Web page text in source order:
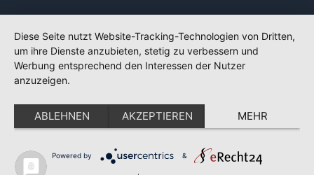
Polska
Português
Nederlands
Svenska
Diese Seite nutzt Website-Tracking-Technologien von Dritten,
um ihre Dienste anzubieten, stetig zu verbessern und
Werbung entsprechend den Interessen der Nutzer
anzuzeigen.
ABLEHNEN AKZEPTIEREN MEHR
Powered by &